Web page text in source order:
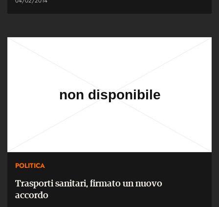
POLITICA
Trasporti sanitari, firmato un nuovo
accordo